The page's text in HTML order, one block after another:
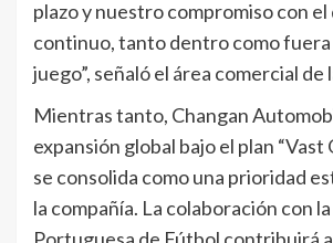
plazo y nuestro compromiso con
continuo, tanto dentro como
juego”, señaló el área comercial de
Mientras tanto, Changan
expansión global bajo el plan “Vast
se consolida como una prioridad
la compañía. La colaboración con